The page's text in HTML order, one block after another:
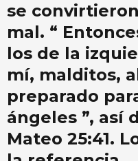
se
mal. “
los de la
mí, malditos,
preparado
ángeles ”, así
Mateo 25:41.